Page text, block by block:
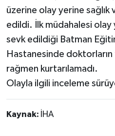
üzerine olay yerine sağlık
edildi. İlk müdahalesi olay
sevk edildiği Batman
Hastanesinde
rağmen kurtarılamadı.
Olayla ilgili inceleme
Kaynak: İHA